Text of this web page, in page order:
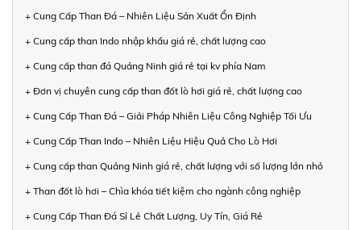
+ Cung Cấp Than Đá – Nhiên Liệu Sản Xuất Ổn Định
+ Cung cấp than Indo nhập khẩu giá rẻ, chất lượng cao
+ Cung cấp than đá Quảng Ninh giá rẻ tại kv phía Nam
+ Đơn vị chuyên cung cấp than đốt lò hơi giá rẻ, chất lượng cao
+ Cung Cấp Than Đá – Giải Pháp Nhiên Liệu Công Nghiệp Tối Ưu
+ Cung Cấp Than Indo – Nhiên Liệu Hiệu Quả Cho Lò Hơi
+ Cung cấp than Quảng Ninh giá rẻ, chất lượng với số lượng lớn nhỏ
+ Than đốt lò hơi – Chìa khóa tiết kiệm cho ngành công nghiệp
+ Cung Cấp Than Đá Sỉ Lẻ Chất Lượng, Uy Tín, Giá Rẻ